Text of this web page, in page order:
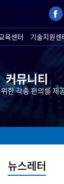
교육센터 기술지원센
커뮤니티
한 각종 편의를 제
뉴스레터